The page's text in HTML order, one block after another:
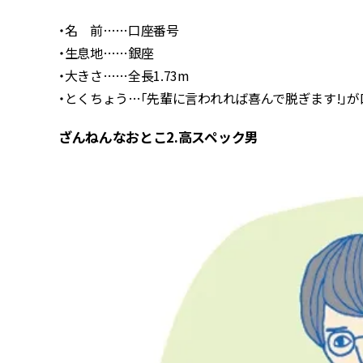
・名 前……口座番号
・生息地……銀座
・大きさ……全長1.73m
・とくちょう…「先輩に言われれば喜んで脱ぎます!」
ざんねんなおとこ2.高スペック男